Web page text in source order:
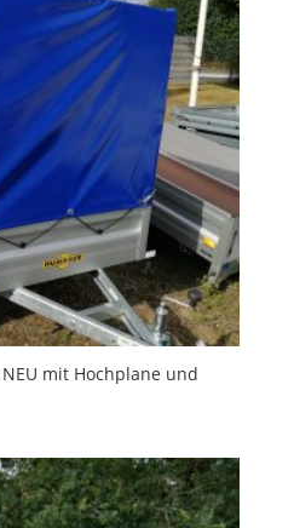
mit Hochplane und